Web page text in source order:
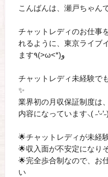
こんばんは、瀬戸ちゃん
チャットレディのお仕事
れるように、東京ライブ
ます٩(>ω<*)و
チャットレディ未経験で
✨
業界初の月収保証制度は
内容になっています‪⸜(
🌟チャットレディが未経
🌟収入面が不安定になり
🌟完全歩合制なので、お
い